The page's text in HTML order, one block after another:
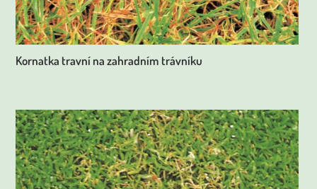
Kornatka travní na zahradním trávníku